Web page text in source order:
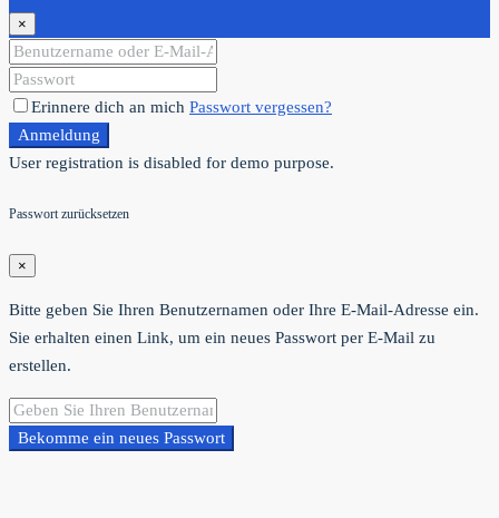
×
Erinnere dich an mich Passwort vergessen?
Anmeldung
User registration is disabled for demo purpose.
Passwort zurücksetzen
×
Bitte geben Sie Ihren Benutzernamen oder Ihre E-Mail-Adresse ein.
Sie erhalten einen Link, um ein neues Passwort per E-Mail zu
erstellen.
Bekomme ein neues Passwort